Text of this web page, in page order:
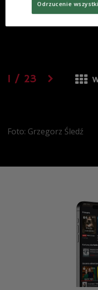
1 / 23
Foto: Grzegorz Śledź
Odrzucenie